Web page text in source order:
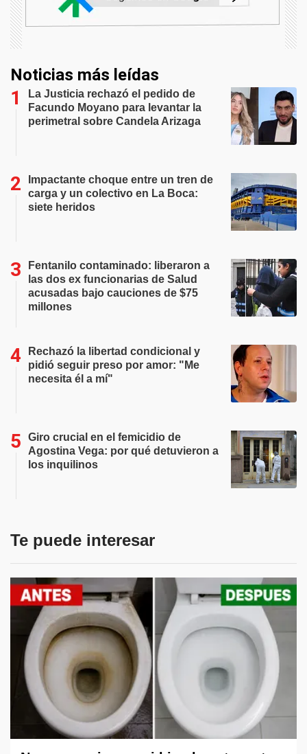
Noticias más leídas
La Justicia rechazó el pedido de
Facundo Moyano para levantar la
perimetral sobre Candela Arizaga
Impactante choque entre un tren de
carga y un colectivo en La Boca:
siete heridos
Fentanilo contaminado: liberaron a
las dos ex funcionarias de Salud
acusadas bajo cauciones de $75
millones
Rechazó la libertad condicional y
pidió seguir preso por amor: "Me
necesita él a mí"
Giro crucial en el femicidio de
Agostina Vega: por qué detuvieron a
los inquilinos
Te puede interesar